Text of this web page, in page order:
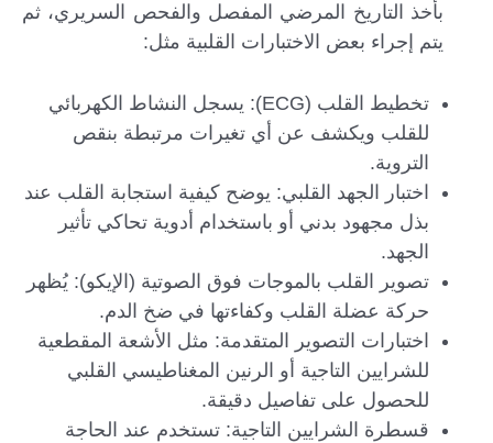
بأخذ التاريخ المرضي المفصل والفحص السريري، ثم
يتم إجراء بعض الاختبارات القلبية مثل:
تخطيط القلب (ECG): يسجل النشاط الكهربائي
للقلب ويكشف عن أي تغيرات مرتبطة بنقص
التروية.
اختبار الجهد القلبي: يوضح كيفية استجابة القلب عند
بذل مجهود بدني أو باستخدام أدوية تحاكي تأثير
الجهد.
تصوير القلب بالموجات فوق الصوتية (الإيكو): يُظهر
حركة عضلة القلب وكفاءتها في ضخ الدم.
اختبارات التصوير المتقدمة: مثل الأشعة المقطعية
للشرايين التاجية أو الرنين المغناطيسي القلبي
للحصول على تفاصيل دقيقة.
قسطرة الشرايين التاجية: تستخدم عند الحاجة